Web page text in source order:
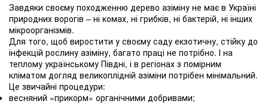
Завдяки своєму походженню дерево азіміну не має в Україні
природних ворогів – ні комах, ні грибків, ні бактерій, ні інших
мікроорганізмів.
Для того, щоб виростити у своєму саду екзотичну, стійку до
інфекцій рослину азіміну, багато праці не потрібно. І на
теплому українському Півдні, і в регіонах з помірним
кліматом догляд великоплідній азіміни потрібен мінімальний.
Це звичайні процедури:
весняний «прикорм» органічними добривами;